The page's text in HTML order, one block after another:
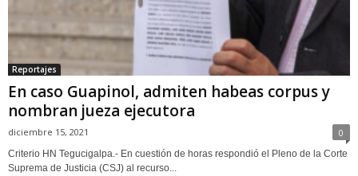
Reportajes
En caso Guapinol, admiten habeas corpus y
nombran jueza ejecutora
diciembre 15, 2021 0
Criterio HN Tegucigalpa.- En cuestión de horas respondió el Pleno de la Corte
Suprema de Justicia (CSJ) al recurso...